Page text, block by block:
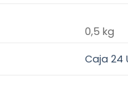
0,5 kg
Caja 24